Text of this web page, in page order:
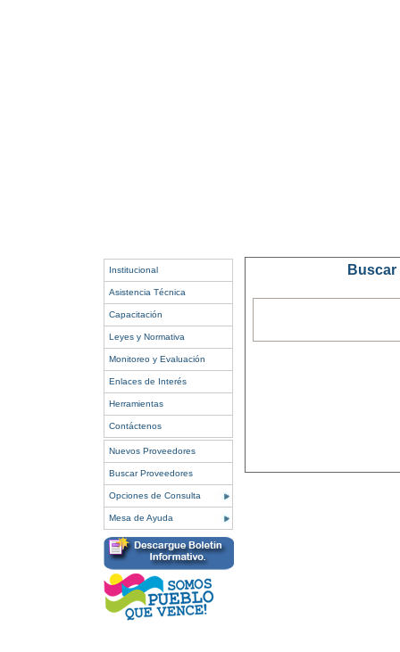
Institucional
Asistencia Técnica
Capacitación
Leyes y Normativa
Monitoreo y Evaluación
Enlaces de Interés
Herramientas
Contáctenos
Nuevos Proveedores
Buscar Proveedores
Opciones de Consulta
Mesa de Ayuda